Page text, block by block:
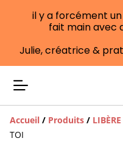
il y a forcément un
fait main avec
Julie, créatrice &
Accueil / Produits /
TOI